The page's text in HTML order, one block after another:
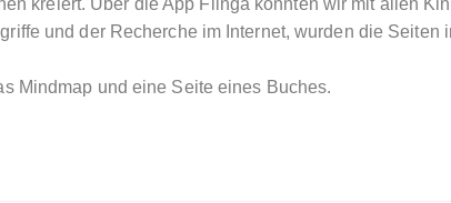
kreiert. Über die App Flinga konnten wir mit allen
und der Recherche im Internet, wurden die Seiten
Mindmap und eine Seite eines Buches.